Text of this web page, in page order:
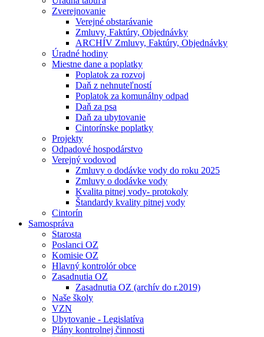
Zverejnovanie
Verejné obstarávanie
Zmluvy, Faktúry, Objednávky
ARCHÍV Zmluvy, Faktúry, Objednávky
Úradné hodiny
Miestne dane a poplatky
Poplatok za rozvoj
Daň z nehnuteľností
Poplatok za komunálny odpad
Daň za psa
Daň za ubytovanie
Cintorínske poplatky
Projekty
Odpadové hospodárstvo
Verejný vodovod
Zmluvy o dodávke vody do roku 2025
Zmluvy o dodávke vody
Kvalita pitnej vody- protokoly
Štandardy kvality pitnej vody
Cintorín
Samospráva
Starosta
Poslanci OZ
Komisie OZ
Hlavný kontrolór obce
Zasadnutia OZ
Zasadnutia OZ (archív do r.2019)
Naše školy
VZN
Ubytovanie - Legislatíva
Plány kontrolnej činnosti